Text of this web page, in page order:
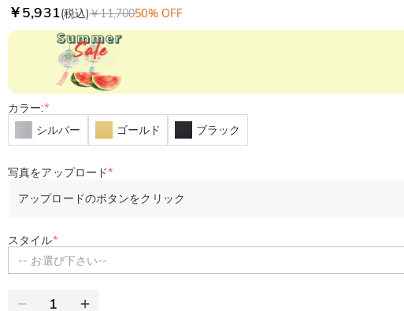
￥5,931(税込)￥11,70050% OFF
カラー:*
シルバー
ゴールド ブラック
写真をアップロード*
アップロードのボタンをクリック
スタイル*
-- お選び下さい--